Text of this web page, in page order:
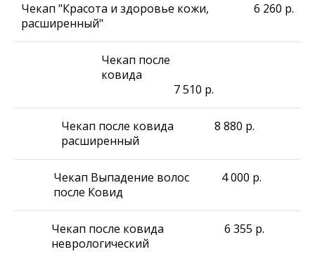
Чекап "Красота и здоровье кожи,
расширенный"
6 260 р.
Чекап после
ковида
7 510 р.
Чекап после ковида
расширенный
8 880 р.
Чекап Выпадение волос
после Ковид
4 000 р.
Чекап после ковида
неврологический
6 355 р.